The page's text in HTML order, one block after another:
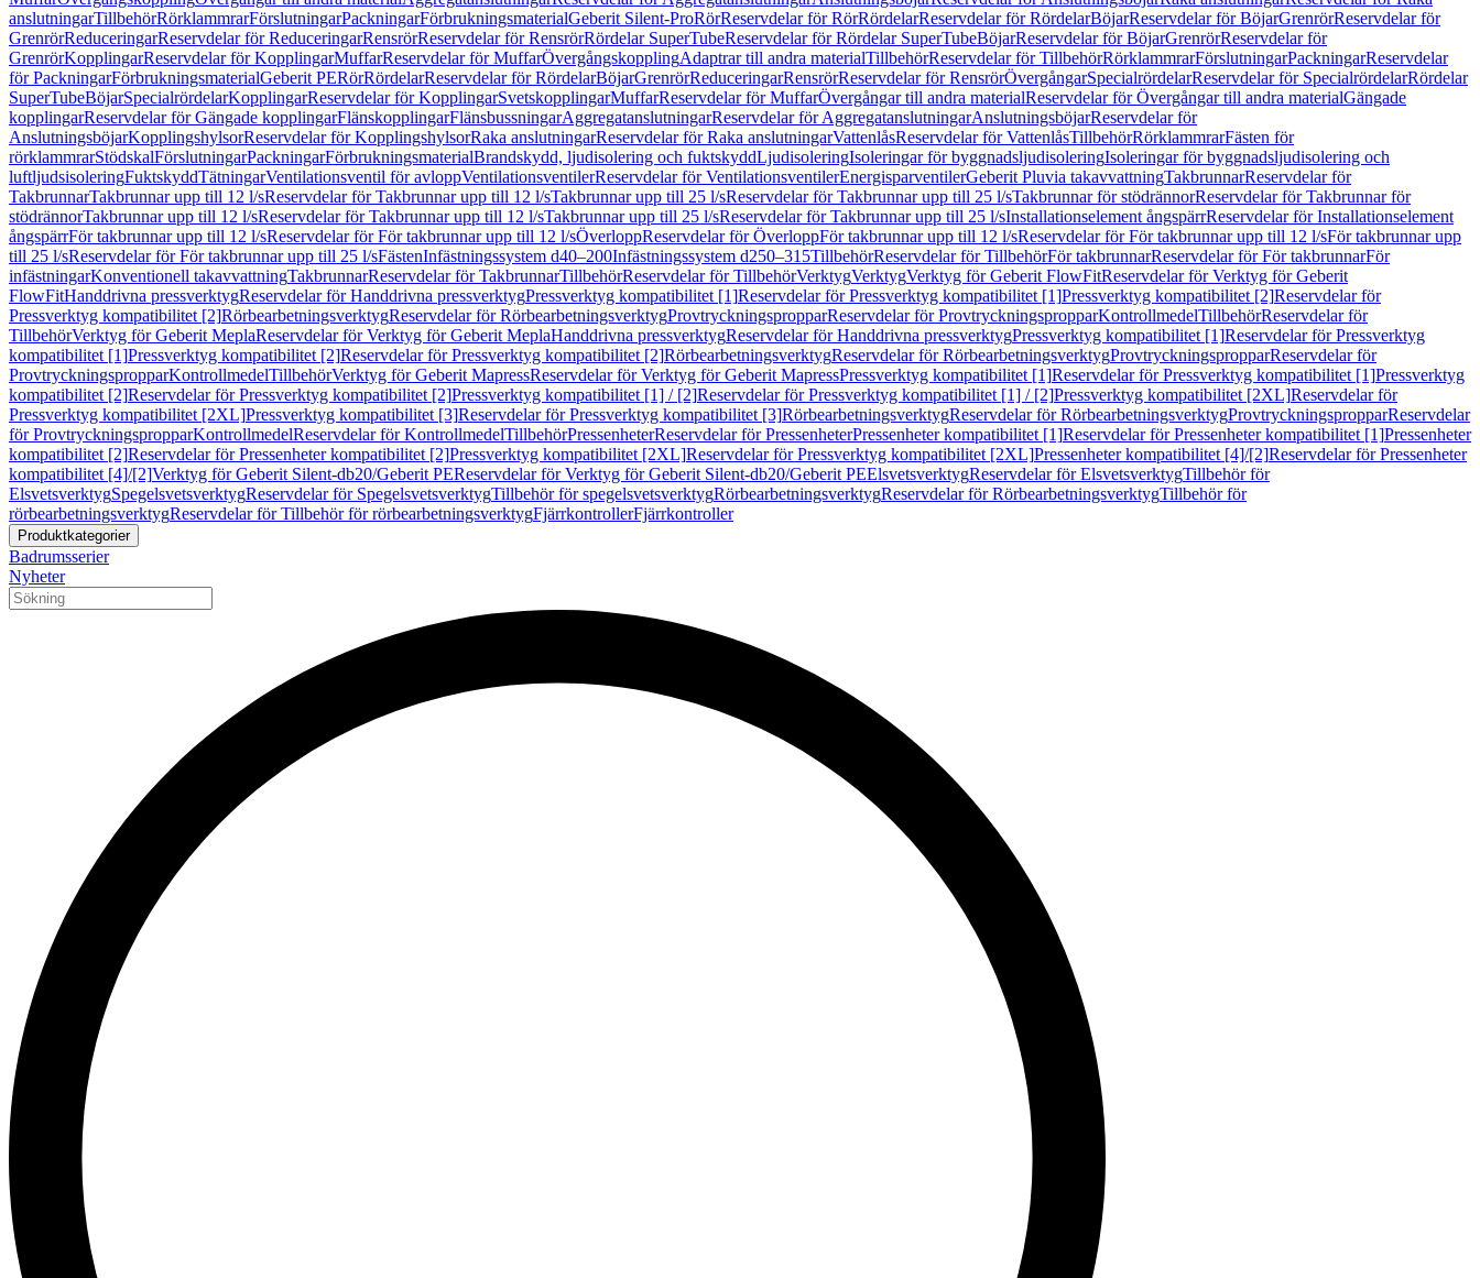
anslutningarTillbehörRörklammrarFörslutningarPackningarFörbrukningsmaterialGeberit Silent-ProRörReservdelar för RörRördelarReservdelar för RördelarBöjarReservdelar för BöjarGrenrörReservdelar för
GrenrörReduceringarReservdelar för ReduceringarRensrörReservdelar för RensrörRördelar SuperTubeReservdelar för Rördelar SuperTubeBöjarReservdelar för BöjarGrenrörReservdelar för
GrenrörKopplingarReservdelar för KopplingarMuffarReservdelar för MuffarÖvergångskopplingAdaptrar till andra materialTillbehörReservdelar för TillbehörRörklammrarFörslutningarPackningarReservdelar
för PackningarFörbrukningsmaterialGeberit PERörRördelarReservdelar för RördelarBöjarGrenrörReduceringarRensrörReservdelar för RensrörÖvergångarSpecialrördelarReservdelar för SpecialrördelarRördelar
SuperTubeBöjarSpecialrördelarKopplingarReservdelar för KopplingarSvetskopplingarMuffarReservdelar för MuffarÖvergångar till andra materialReservdelar för Övergångar till andra materialGängade
kopplingarReservdelar för Gängade kopplingarFlänskopplingarFlänsbussningarAggregatanslutningarReservdelar för AggregatanslutningarAnslutningsböjarReservdelar för
AnslutningsböjarKopplingshylsorReservdelar för KopplingshylsorRaka anslutningarReservdelar för Raka anslutningarVattenlåsReservdelar för VattenlåsTillbehörRörklammrarFästen för
rörklammrarStödskalFörslutningarPackningarFörbrukningsmaterialBrandskydd, ljudisolering och fuktskyddLjudisoleringIsoleringar för byggnadsljudisoleringIsoleringar för byggnadsljudisolering och
luftljudsisoleringFuktskyddTätningarVentilationsventil för avloppVentilationsventilerReservdelar för VentilationsventilerEnergisparventilerGeberit Pluvia takavvattningTakbrunnarReservdelar för
TakbrunnarTakbrunnar upp till 12 l/sReservdelar för Takbrunnar upp till 12 l/sTakbrunnar upp till 25 l/sReservdelar för Takbrunnar upp till 25 l/sTakbrunnar för stödrännorReservdelar för Takbrunnar för
stödrännorTakbrunnar upp till 12 l/sReservdelar för Takbrunnar upp till 12 l/sTakbrunnar upp till 25 l/sReservdelar för Takbrunnar upp till 25 l/sInstallationselement ångspärrReservdelar för Installationselement
ångspärrFör takbrunnar upp till 12 l/sReservdelar för För takbrunnar upp till 12 l/sÖverloppReservdelar för ÖverloppFör takbrunnar upp till 12 l/sReservdelar för För takbrunnar upp till 12 l/sFör takbrunnar upp
till 25 l/sReservdelar för För takbrunnar upp till 25 l/sFästenInfästningssystem d40–200Infästningssystem d250–315TillbehörReservdelar för TillbehörFör takbrunnarReservdelar för För takbrunnarFör
infästningarKonventionell takavvattningTakbrunnarReservdelar för TakbrunnarTillbehörReservdelar för TillbehörVerktygVerktygVerktyg för Geberit FlowFitReservdelar för Verktyg för Geberit
FlowFitHanddrivna pressverktygReservdelar för Handdrivna pressverktygPressverktyg kompatibilitet [1]Reservdelar för Pressverktyg kompatibilitet [1]Pressverktyg kompatibilitet [2]Reservdelar för
Pressverktyg kompatibilitet [2]RörbearbetningsverktygReservdelar för RörbearbetningsverktygProvtryckningspropparReservdelar för ProvtryckningspropparKontrollmedelTillbehörReservdelar för
TillbehörVerktyg för Geberit MeplaReservdelar för Verktyg för Geberit MeplaHanddrivna pressverktygReservdelar för Handdrivna pressverktygPressverktyg kompatibilitet [1]Reservdelar för Pressverktyg
kompatibilitet [1]Pressverktyg kompatibilitet [2]Reservdelar för Pressverktyg kompatibilitet [2]RörbearbetningsverktygReservdelar för RörbearbetningsverktygProvtryckningspropparReservdelar för
ProvtryckningspropparKontrollmedelTillbehörVerktyg för Geberit MapressReservdelar för Verktyg för Geberit MapressPressverktyg kompatibilitet [1]Reservdelar för Pressverktyg kompatibilitet [1]Pressverktyg
kompatibilitet [2]Reservdelar för Pressverktyg kompatibilitet [2]Pressverktyg kompatibilitet [1] / [2]Reservdelar för Pressverktyg kompatibilitet [1] / [2]Pressverktyg kompatibilitet [2XL]Reservdelar för
Pressverktyg kompatibilitet [2XL]Pressverktyg kompatibilitet [3]Reservdelar för Pressverktyg kompatibilitet [3]RörbearbetningsverktygReservdelar för RörbearbetningsverktygProvtryckningspropparReservdelar
för ProvtryckningspropparKontrollmedelReservdelar för KontrollmedelTillbehörPressenheterReservdelar för PressenheterPressenheter kompatibilitet [1]Reservdelar för Pressenheter kompatibilitet [1]Pressenheter
kompatibilitet [2]Reservdelar för Pressenheter kompatibilitet [2]Pressverktyg kompatibilitet [2XL]Reservdelar för Pressverktyg kompatibilitet [2XL]Pressenheter kompatibilitet [4]/[2]Reservdelar för Pressenheter
kompatibilitet [4]/[2]Verktyg för Geberit Silent-db20/Geberit PEReservdelar för Verktyg för Geberit Silent-db20/Geberit PEElsvetsverktygReservdelar för ElsvetsverktygTillbehör för
ElsvetsverktygSpegelsvetsverktygReservdelar för SpegelsvetsverktygTillbehör för spegelsvetsverktygRörbearbetningsverktygReservdelar för RörbearbetningsverktygTillbehör för
rörbearbetningsverktygReservdelar för Tillbehör för rörbearbetningsverktygFjärrkontrollerFjärrkontroller
Produktkategorier
Badrumsserier
Nyheter